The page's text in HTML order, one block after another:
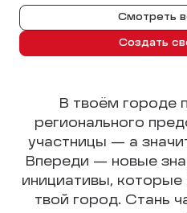
Смотреть
Создать
В твоём городе
регионального
участницы — а
Впереди — новые
инициативы, которые
твой город. Стань